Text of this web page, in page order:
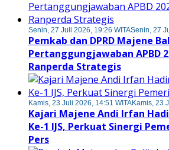
Senin, 27 Juli 2026, 19:26 WITASenin, 27
Pemkab dan DPRD Majene
Pertanggungjawaban APBD
Ranperda Strategis
Kamis, 23 Juli 2026, 14:51 WITAKamis, 23
Kajari Majene Andi Irfan
Ke-1 IJS, Perkuat Sinergi
Pers